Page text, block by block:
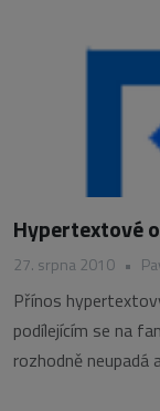
Hypertextové
27. srpna 2010 •
Přínos
podílejícím se na
rozhodně neupadá